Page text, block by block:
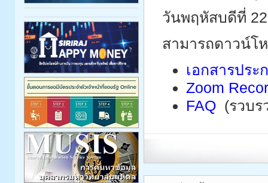
วันพฤหัสบดีที่
สามารถดาวน์โ
เอกสารประ
Zoom
FAQ (รวบ